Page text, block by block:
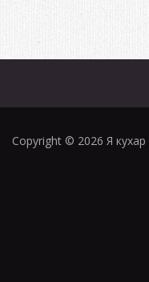
Copyright © 2026 Я кухар